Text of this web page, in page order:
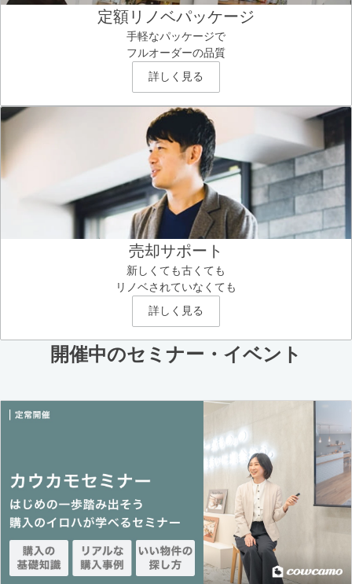
定額リノベパッケージ
手軽なパッケージで
フルオーダーの品質
詳しく見る
売却サポート
新しくても古くても
リノベされていなくても
詳しく見る
開催中のセミナー・イベント